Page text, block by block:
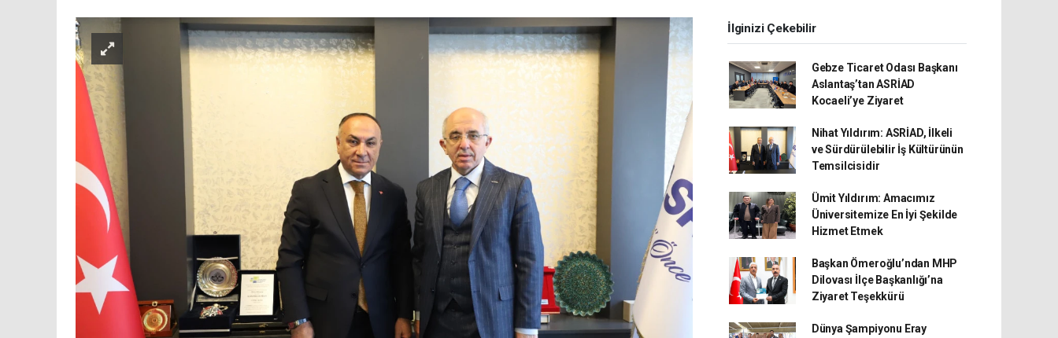
İlginizi Çekebilir
Gebze Ticaret Odası Başkanı
Aslantaş’tan ASRİAD
Kocaeli’ye Ziyaret
Nihat Yıldırım: ASRİAD, İlkeli
ve Sürdürülebilir İş Kültürünün
Temsilcisidir
Ümit Yıldırım: Amacımız
Üniversitemize En İyi Şekilde
Hizmet Etmek
Başkan Ömeroğlu’ndan MHP
Dilovası İlçe Başkanlığı’na
Ziyaret Teşekkürü
Dünya Şampiyonu Eray